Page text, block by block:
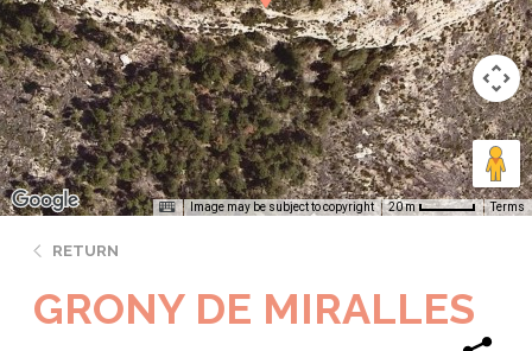
Image may be subject to copyright 20 m Terms
RETURN
GRONY DE MIRALLES